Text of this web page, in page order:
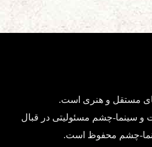
مستقل و هنری است.
سینما-چشم مسئولیتی در قبال
چشم محفوظ است.